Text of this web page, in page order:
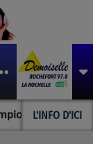
L'INFO D'ICI
du